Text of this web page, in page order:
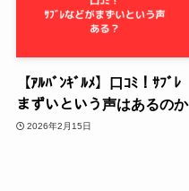
【ｱﾙﾊﾞﾝｷﾞﾙﾒ】口ｺﾐ！ｻﾌﾞﾚ
まずいという声はあるのか
2026年2月15日